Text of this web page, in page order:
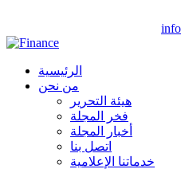
الرئيسية
من نحن
هيئة التحرير
فخر المجلة
أخبار المجلة
اتصل بنا
خدماتنا الإعلامية